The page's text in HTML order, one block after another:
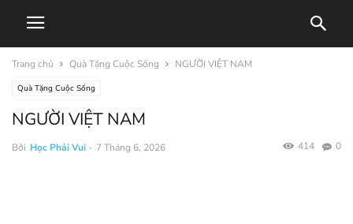
Trang chủ Quà Tặng Cuộc Sống NGƯỜI VIỆT NAM
Quà Tặng Cuộc Sống
NGƯỜI VIỆT NAM
Bởi Học Phải Vui - 7 Tháng 6, 2026 0
414